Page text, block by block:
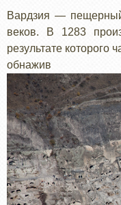
Вардзия —
веков. В 1283
результате которого